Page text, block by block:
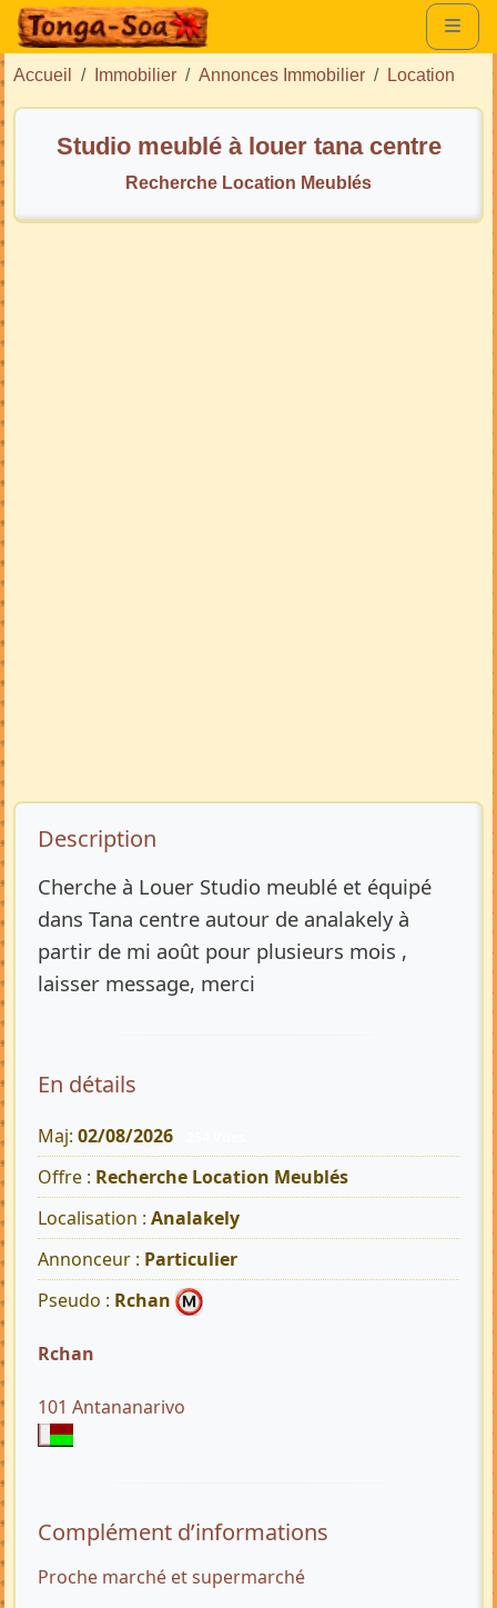
Accueil Immobilier Annonces Immobilier Location
Studio meublé à louer tana centre
Recherche Location Meublés
Description de l’annonce
Description
Cherche à Louer Studio meublé et équipé
dans Tana centre autour de analakely à
partir de mi août pour plusieurs mois ,
laisser message, merci
En détails
Maj: 02/08/2026
Offre : Recherche Location Meublés
Localisation : Analakely
Annonceur : Particulier
Pseudo : Rchan
Rchan
101 Antananarivo
Complément d’informations
Proche marché et supermarché